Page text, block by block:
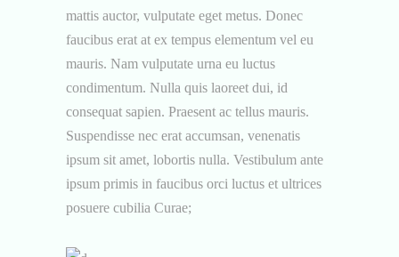
mattis auctor, vulputate eget metus. Donec
faucibus erat at ex tempus elementum vel eu
mauris. Nam vulputate urna eu luctus
condimentum. Nulla quis laoreet dui, id
consequat sapien. Praesent ac tellus mauris.
Suspendisse nec erat accumsan, venenatis
ipsum sit amet, lobortis nulla. Vestibulum ante
ipsum primis in faucibus orci luctus et ultrices
posuere cubilia Curae;